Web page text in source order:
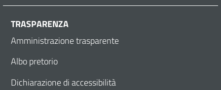
TRASPARENZA
Amministrazione trasparente
Albo pretorio
Dichiarazione di accessibilità